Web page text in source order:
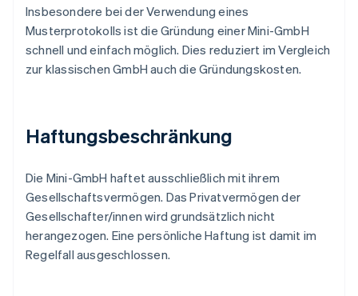
Insbesondere bei der Verwendung eines
Musterprotokolls ist die Gründung einer Mini-GmbH
schnell und einfach möglich. Dies reduziert im Vergleich
zur klassischen GmbH auch die Gründungskosten.
Haftungsbeschränkung
Die Mini-GmbH haftet ausschließlich mit ihrem
Gesellschaftsvermögen. Das Privatvermögen der
Gesellschafter/innen wird grundsätzlich nicht
herangezogen. Eine persönliche Haftung ist damit im
Regelfall ausgeschlossen.